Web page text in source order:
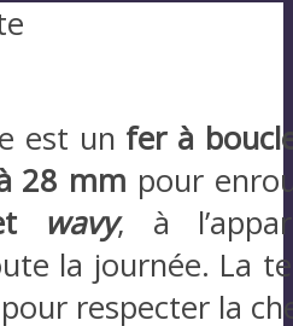
est un fer à
28 mm pour
wavy, à
la journée. La
pour respecter la